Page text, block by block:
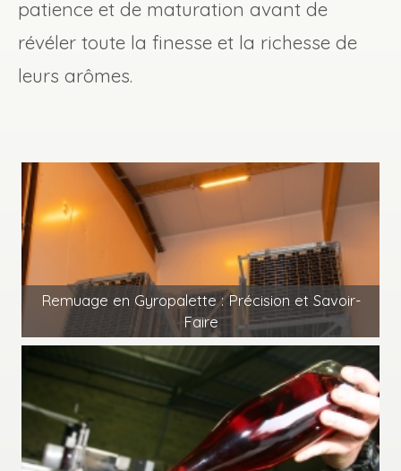
patience et de maturation avant de
révéler toute la finesse et la richesse de
leurs arômes.
Remuage en Gyropalette : Précision et Savoir-
Faire